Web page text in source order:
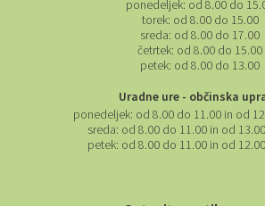
ponedeljek: od 8.00 do
torek: od 8.00 do 15.00
sreda: od 8.00 do 17.00
četrtek: od 8.00 do 15.00
petek: od 8.00 do 13.00
Uradne ure - občinska
ponedeljek: od 8.00 do 11.00 in od
sreda: od 8.00 do 11.00 in od
petek: od 8.00 do 11.00 in od